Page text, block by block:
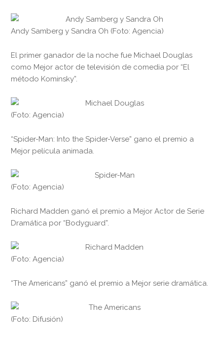
Andy Samberg y Sandra Oh (Foto: Agencia)
El primer ganador de la noche fue Michael Douglas
como Mejor actor de televisión de comedia por “El
método Kominsky”.
(Foto: Agencia)
“Spider-Man: Into the Spider-Verse” gano el premio a
Mejor película animada.
(Foto: Agencia)
Richard Madden ganó el premio a Mejor Actor de Serie
Dramática por “Bodyguard”.
(Foto: Agencia)
“The Americans” ganó el premio a Mejor serie dramática.
(Foto: Difusión)